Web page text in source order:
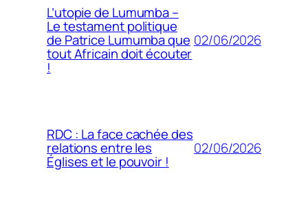
L’utopie de Lumumba –
Le testament politique
de Patrice Lumumba que
tout Africain doit écouter
!
02/06/2026
RDC : La face cachée des
relations entre les
Églises et le pouvoir !
02/06/2026